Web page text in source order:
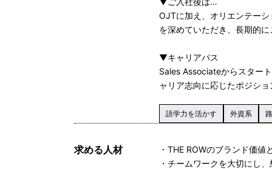
OJTに加え、オリエンテー
を深めていただき、長期的に
▼キャリアパス
Sales Associateからスター
ャリア志向に応じたポジショ
語学力を活かす 外資系
求める人材
・THE ROWのブランド価
・チームワークを大切にし